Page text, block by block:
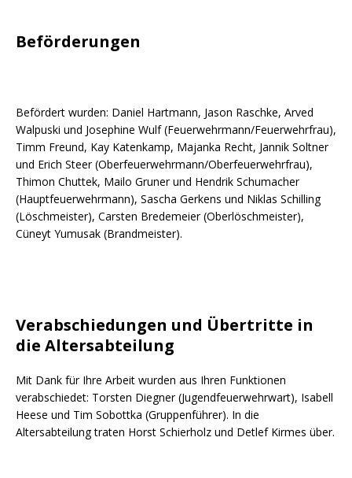
Beförderungen
Befördert wurden: Daniel Hartmann, Jason Raschke, Arved
Walpuski und Josephine Wulf (Feuerwehrmann/Feuerwehrfrau),
Timm Freund, Kay Katenkamp, Majanka Recht, Jannik Soltner
und Erich Steer (Oberfeuerwehrmann/Oberfeuerwehrfrau),
Thimon Chuttek, Mailo Gruner und Hendrik Schumacher
(Hauptfeuerwehrmann), Sascha Gerkens und Niklas Schilling
(Löschmeister), Carsten Bredemeier (Oberlöschmeister),
Cüneyt Yumusak (Brandmeister).
Verabschiedungen und Übertritte in
die Altersabteilung
Mit Dank für Ihre Arbeit wurden aus Ihren Funktionen
verabschiedet: Torsten Diegner (Jugendfeuerwehrwart), Isabell
Heese und Tim Sobottka (Gruppenführer). In die
Altersabteilung traten Horst Schierholz und Detlef Kirmes über.